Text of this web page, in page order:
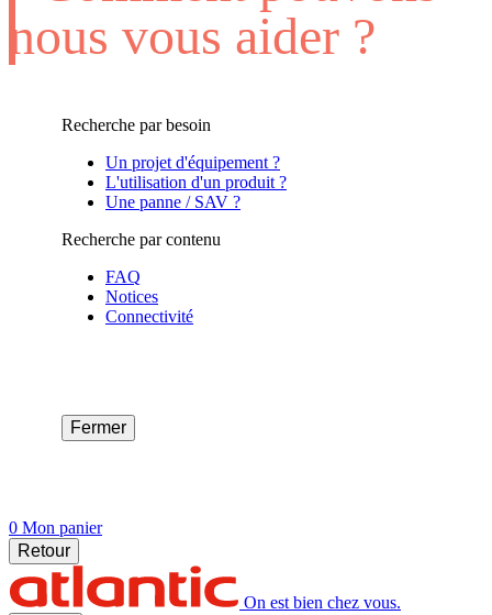
nous vous aider ?
Recherche par besoin
Un projet d'équipement ?
L'utilisation d'un produit ?
Une panne / SAV ?
Recherche par contenu
FAQ
Notices
Connectivité
Fermer
0 Mon panier
Retour
On est bien chez vous.